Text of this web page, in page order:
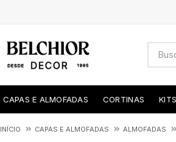
CAPAS E ALMOFADAS CORTINAS
INÍCIO CAPAS E ALMOFADAS ALMOFADAS